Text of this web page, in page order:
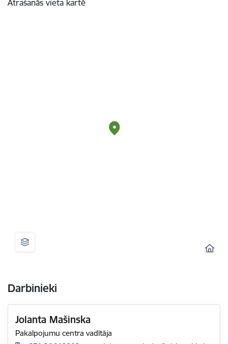
Atrašanās vieta kartē
Darbinieki
Jolanta Mašinska
Pakalpojumu centra vadītāja